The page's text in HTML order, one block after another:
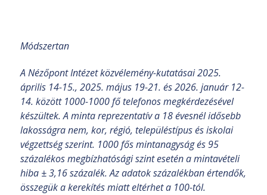
Módszertan
A Nézőpont Intézet közvélemény-kutatásai 2025.
április 14-15., 2025. május 19-21. és 2026. január 12-
14. között 1000-1000 fő telefonos megkérdezésével
készültek. A minta reprezentatív a 18 évesnél idősebb
lakosságra nem, kor, régió, településtípus és iskolai
végzettség szerint. 1000 fős mintanagyság és 95
százalékos megbízhatósági szint esetén a mintavételi
hiba ± 3,16 százalék. Az adatok százalékban értendők,
összegük a kerekítés miatt eltérhet a 100-tól.